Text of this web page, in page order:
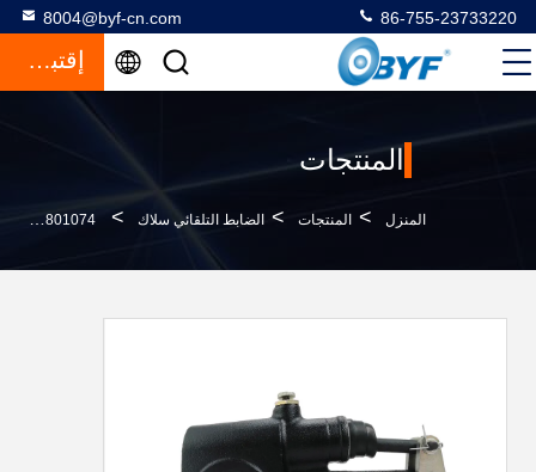
8004@byf-cn.com 86-755-23733220
إقتباس
المنتجات
المنزل > المنتجات > الضابط التلقائي سلاك > RW801074 مسبك سلاك أوتوماتيكي أسود 100303 صب